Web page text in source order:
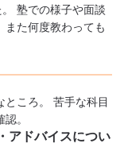
塾での様子や面談
た何度教わっても
ころ。 苦手な科目
。
アドバイスについ